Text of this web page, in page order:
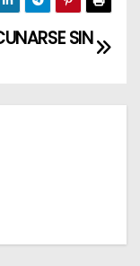
SIN